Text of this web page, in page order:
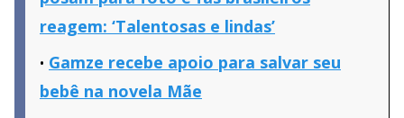
reagem: ‘Talentosas e lindas’
Gamze recebe apoio para salvar seu
bebê na novela Mãe